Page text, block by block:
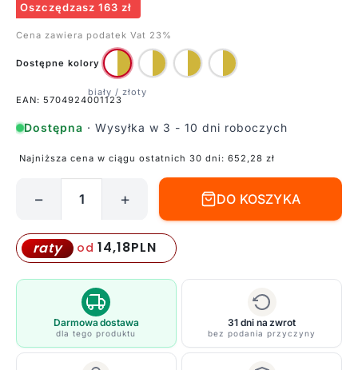
Oszczędzasz 163 zł
Cena zawiera podatek Vat 23%
Dostępne kolory
EAN: 5704924001123
Dostępna · Wysyłka w 3 - 10 dni roboczych
Najniższa cena w ciągu ostatnich 30 dni: 652,28 zł
wisząca
Grant
35
w
salonie
− + DO KOSZYKA
raty od 14,18PLN
Darmowa dostawa
dla tego produktu
31 dni na zwrot
bez podania przyczyny